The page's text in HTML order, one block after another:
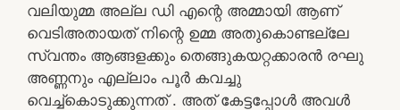
വലിയുമ്മ അല്ല ഡി എന്റെ അമ്മായി ആണ്
വെടിഅതായത് നിന്റെ ഉമ്മ അതുകൊണ്ടല്ലേ
സ്വന്തം ആങ്ങളക്കും തെങ്ങുകയറ്റക്കാരൻ രഘു
അണ്ണനും എല്ലാം പൂർ കവച്ചു
വെച്ച്കൊടുക്കുന്നത് . അത് കേട്ടപ്പോൾ അവൾ